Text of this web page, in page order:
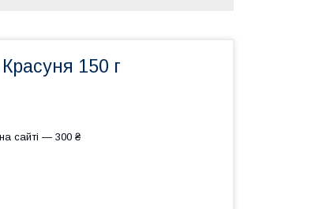
150 г
сайті — 300 ₴